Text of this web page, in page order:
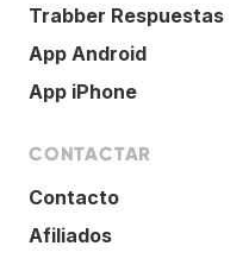
Trabber Respuestas
App Android
App iPhone
CONTACTAR
Contacto
Afiliados